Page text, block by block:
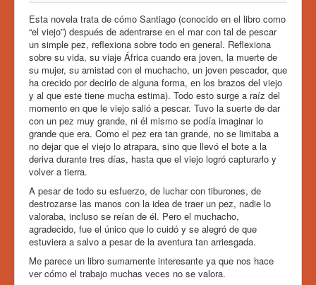
Esta novela trata de cómo Santiago (conocido en el libro como
“el viejo”) después de adentrarse en el mar con tal de pescar
un simple pez, reflexiona sobre todo en general. Reflexiona
sobre su vida, su viaje África cuando era joven, la muerte de
su mujer, su amistad con el muchacho, un joven pescador, que
ha crecido por decirlo de alguna forma, en los brazos del viejo
y al que este tiene mucha estima). Todo esto surge a raíz del
momento en que le viejo salió a pescar. Tuvo la suerte de dar
con un pez muy grande, ni él mismo se podía imaginar lo
grande que era. Como el pez era tan grande, no se limitaba a
no dejar que el viejo lo atrapara, sino que llevó el bote a la
deriva durante tres días, hasta que el viejo logró capturarlo y
volver a tierra.
A pesar de todo su esfuerzo, de luchar con tiburones, de
destrozarse las manos con la idea de traer un pez, nadie lo
valoraba, incluso se reían de él. Pero el muchacho,
agradecido, fue el único que lo cuidó y se alegró de que
estuviera a salvo a pesar de la aventura tan arriesgada.
Me parece un libro sumamente interesante ya que nos hace
ver cómo el trabajo muchas veces no se valora.